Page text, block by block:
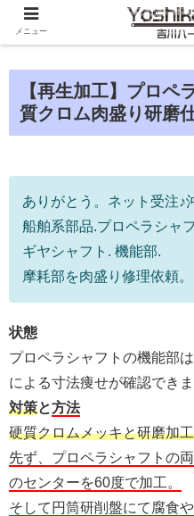
【再生加工】プロペ
質クロム肉盛り研磨
ありがとう。ネット受注♪
船舶系部品.プロペラシャ
ギヤシャフト. 機能部.
摩耗部を肉盛り修理依頼。
状態
プロペラシャフトの機能部
による寸法痩せが確認できま
対策と方法
硬質クロムメッキと研磨加
先ず、プロペラシャフトの
のセンターを60度で加工。
そして円筒研削盤にて腐食
メニュー